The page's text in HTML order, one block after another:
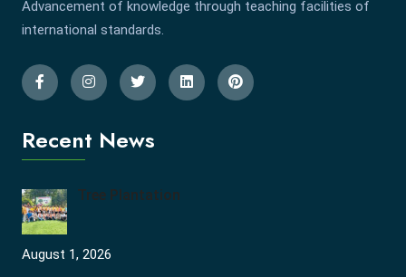
Advancement of knowledge through teaching facilities of
international standards.
Recent News
Tree Plantation
August 1, 2026